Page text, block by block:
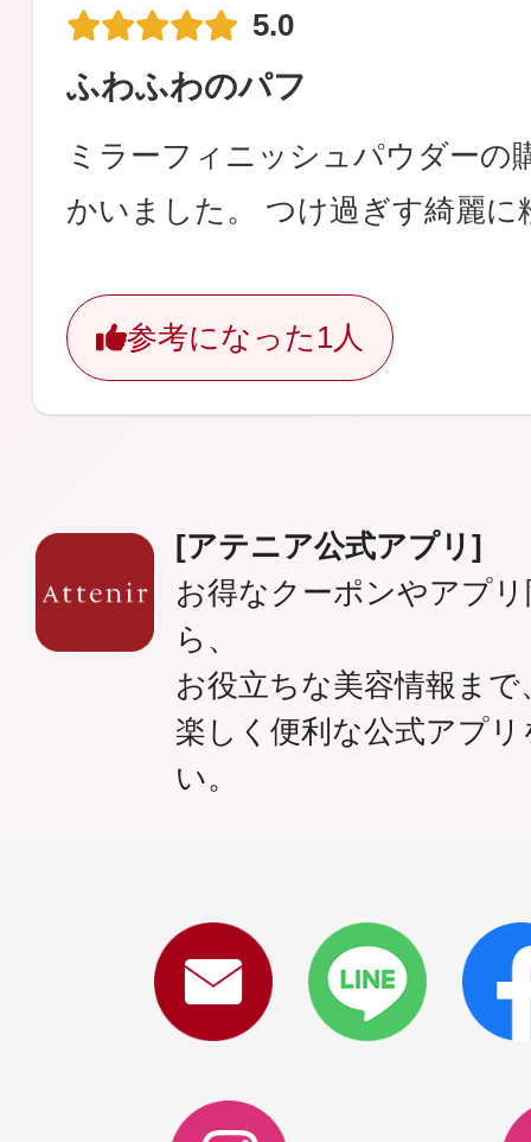
5.0
ふわふわのパフ
ミラーフィニッシュパウダーの
かいました。 つけ過ぎす綺麗に
参考になった 1人
[アテニア公式アプリ]
お得なクーポンやアプ
ら、
お役立ちな美容情報まで
楽しく便利な公式アプ
い。